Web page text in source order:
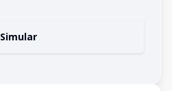
Simular